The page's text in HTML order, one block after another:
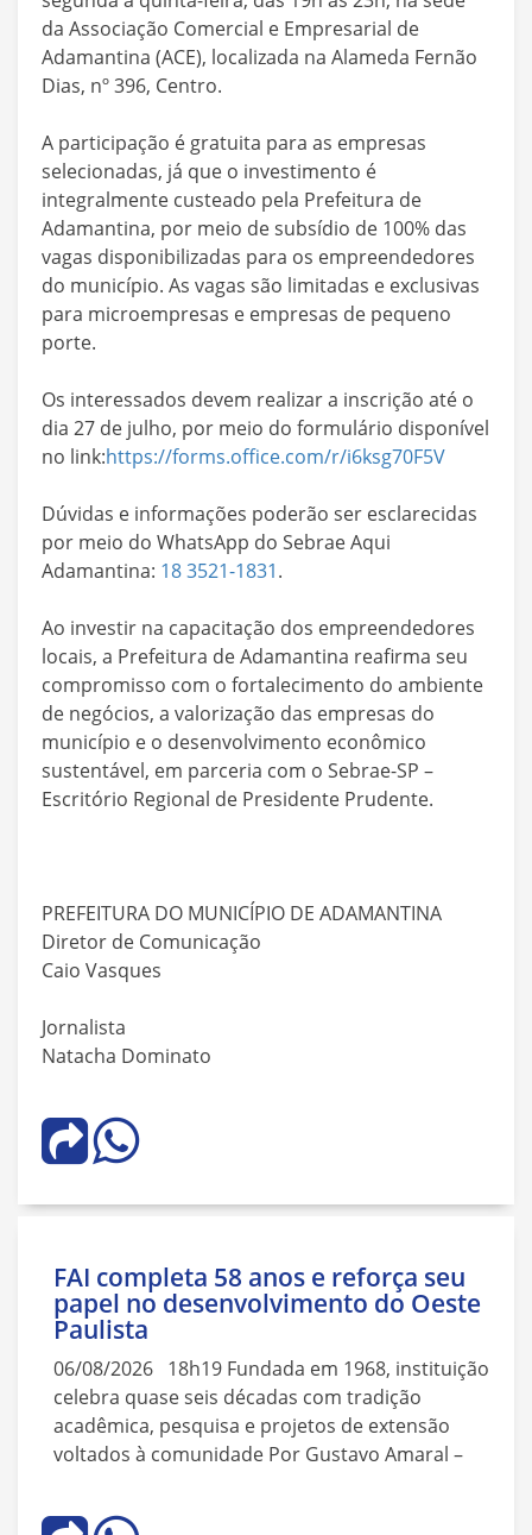
da Associação Comercial e Empresarial de
Adamantina (ACE), localizada na Alameda Fernão
Dias, nº 396, Centro.
A participação é gratuita para as empresas
selecionadas, já que o investimento é
integralmente custeado pela Prefeitura de
Adamantina, por meio de subsídio de 100% das
vagas disponibilizadas para os empreendedores
do município. As vagas são limitadas e exclusivas
para microempresas e empresas de pequeno
porte.
Os interessados devem realizar a inscrição até o
dia 27 de julho, por meio do formulário disponível
no link:https://forms.office.com/r/i6ksg70F5V
Dúvidas e informações poderão ser esclarecidas
por meio do WhatsApp do Sebrae Aqui
Adamantina: 18 3521-1831.
Ao investir na capacitação dos empreendedores
locais, a Prefeitura de Adamantina reafirma seu
compromisso com o fortalecimento do ambiente
de negócios, a valorização das empresas do
município e o desenvolvimento econômico
sustentável, em parceria com o Sebrae-SP –
Escritório Regional de Presidente Prudente.
PREFEITURA DO MUNICÍPIO DE ADAMANTINA
Diretor de Comunicação
Caio Vasques
Jornalista
Natacha Dominato
FAI completa 58 anos e reforça seu
papel no desenvolvimento do Oeste
Paulista
06/08/2026 18h19 Fundada em 1968, instituição
celebra quase seis décadas com tradição
acadêmica, pesquisa e projetos de extensão
voltados à comunidade Por Gustavo Amaral –